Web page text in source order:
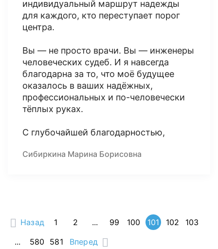
индивидуальный маршрут надежды
для каждого, кто переступает порог
центра.
Вы — не просто врачи. Вы — инженеры
человеческих судеб. И я навсегда
благодарна за то, что моё будущее
оказалось в ваших надёжных,
профессиональных и по-человечески
тёплых руках.
С глубочайшей благодарностью,
Сибиркина Марина Борисовна
Назад 1 2 ... 99 100 101 102
103
...
580 581 Вперед